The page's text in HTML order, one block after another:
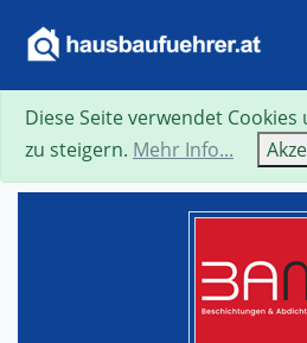
Suche Neue Suche
Diese Seite verwendet
zu steigern. Mehr Info...